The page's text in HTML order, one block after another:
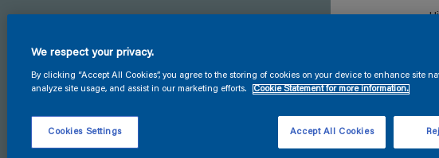
We respect your privacy.
By clicking “Accept All Cookies”, you agree to the storing of cookies on your device to enhance site
analyze site usage, and assist in our marketing efforts.
Cookie Statement for more information.
Cookies Settings Accept All Cookies